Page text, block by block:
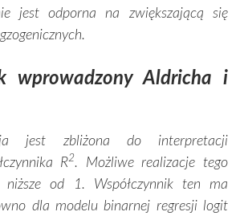
jest odporna na zwiększającą się
wprowadzony Aldricha i
jest zbliżona do interpretacji
R2. Możliwe realizacje tego
niższe od 1. Współczynnik ten ma
dla modelu binarnej regresji logit